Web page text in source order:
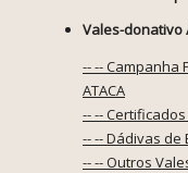
Vales-donativo
-- -- Campanha
ATACA
-- --
-- -- Dádivas de
-- -- Outros